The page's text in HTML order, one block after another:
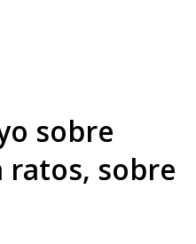
sobre
ratos, sobre